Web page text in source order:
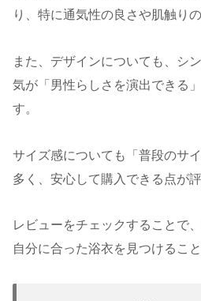
り、特に通気性の良さや肌触り
また、デザインについても、シ
気が「男性らしさを演出できる
す。
サイズ感についても「普段のサ
多く、安心して購入できる点が
レビューをチェックすることで
自分に合った浴衣を見つけるこ